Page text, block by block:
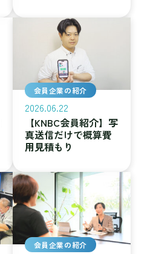
会員企業の紹介
2026.06.22
【KNBC会員紹介】写
真送信だけで概算費
用見積もり
会員企業の紹介